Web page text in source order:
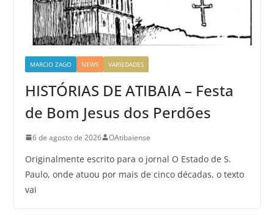
MARCIO ZAGO NEWS VARIEDADES
HISTÓRIAS DE ATIBAIA – Festa
de Bom Jesus dos Perdões
6 de agosto de 2026 OAtibaiense
Originalmente escrito para o jornal O Estado de S.
Paulo, onde atuou por mais de cinco décadas, o texto
vai